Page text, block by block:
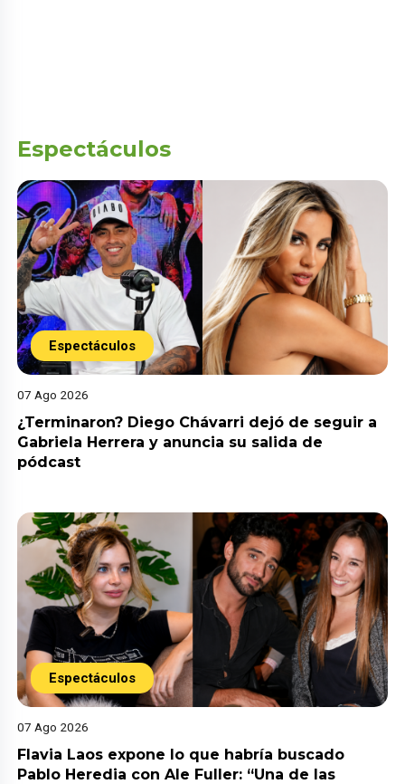
Espectáculos
Espectáculos
07 Ago 2026
¿Terminaron? Diego Chávarri dejó de seguir a
Gabriela Herrera y anuncia su salida de
pódcast
Espectáculos
07 Ago 2026
Flavia Laos expone lo que habría buscado
Pablo Heredia con Ale Fuller: “Una de las